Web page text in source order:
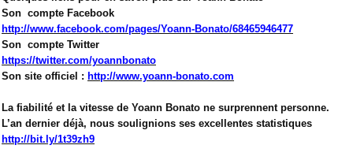
Son compte Facebook
http://www.facebook.com/pages/Yoann-Bonato/68465946477
Son compte Twitter
https://twitter.com/yoannbonato
Son site officiel : http://www.yoann-bonato.com
La fiabilité et la vitesse de Yoann Bonato ne surprennent personne.
L’an dernier déjà, nous soulignions ses excellentes statistiques
http://bit.ly/1t39zh9